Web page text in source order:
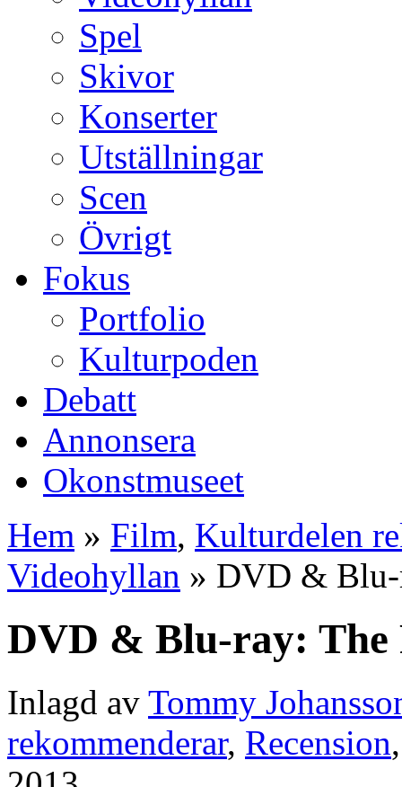
Spel
Skivor
Konserter
Utställningar
Scen
Övrigt
Fokus
Portfolio
Kulturpoden
Debatt
Annonsera
Okonstmuseet
Hem » Film, Kulturdelen
Videohyllan » DVD & Blu-
DVD & Blu-ray: The
Inlagd av Tommy
rekommenderar, Recension